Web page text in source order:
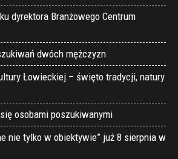
dyrektora Branżowego Centrum
dwóch mężczyzn
Łowieckiej – święto tradycji, natury
osobami poszukiwanymi
nie tylko w obiektywie” już 8 sierpnia w